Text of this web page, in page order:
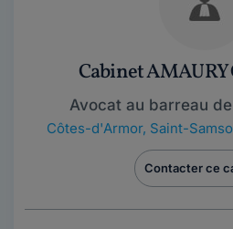
Cabinet AMAURY
Avocat au barreau
Côtes-d'Armor, Saint-
Contacter ce